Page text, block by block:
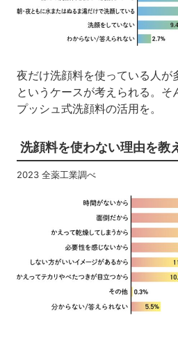
夜だけ洗顔料を使っている人が
というケースが考えられる。そ
プッシュ式洗顔料の活用を。
洗顔料を使わない理由を教
2023 全薬工業調べ